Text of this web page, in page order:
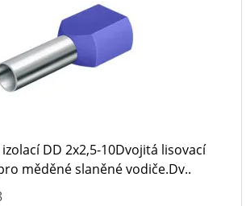
DD 2x2,5-10Dvojitá lisovací
měděné slaněné vodiče.Dv..